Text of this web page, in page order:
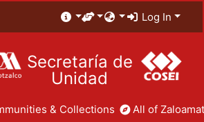
Log In
Secretaría de
Unidad
& Collections All of